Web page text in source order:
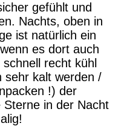
gefühlt und
Nachts, oben in
ist natürlich ein
es dort auch
recht kühl
sehr kalt werden /
!) der
Sterne in der Nacht